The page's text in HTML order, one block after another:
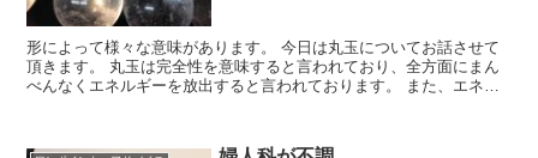
形によって様々な意味があります。 今日は丸玉についてお話させて
頂きます。 丸玉は完全性を意味すると言われており、全方面にまん
べんなくエネルギーを放出すると言われております。 また、エネル